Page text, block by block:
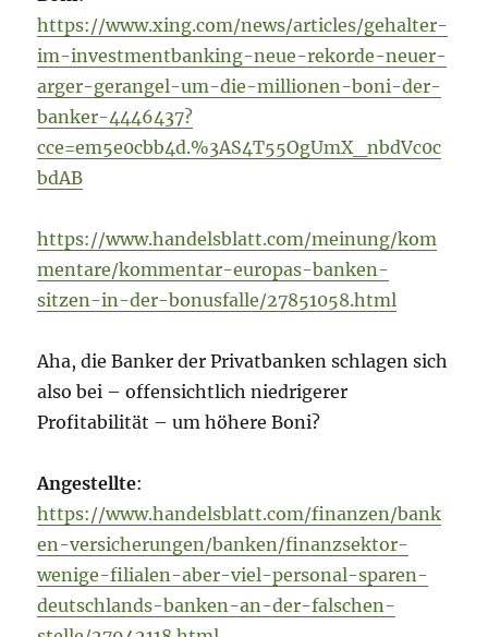
https://www.xing.com/news/articles/gehalter-
im-investmentbanking-neue-rekorde-neuer-
arger-gerangel-um-die-millionen-boni-der-
banker-4446437?
cce=em5e0cbb4d.%3AS4T55OgUmX_nbdVc0c
bdAB
https://www.handelsblatt.com/meinung/kom
mentare/kommentar-europas-banken-
sitzen-in-der-bonusfalle/27851058.html
Aha, die Banker der Privatbanken schlagen sich
also bei – offensichtlich niedrigerer
Profitabilität – um höhere Boni?
Angestellte:
https://www.handelsblatt.com/finanzen/bank
en-versicherungen/banken/finanzsektor-
wenige-filialen-aber-viel-personal-sparen-
deutschlands-banken-an-der-falschen-